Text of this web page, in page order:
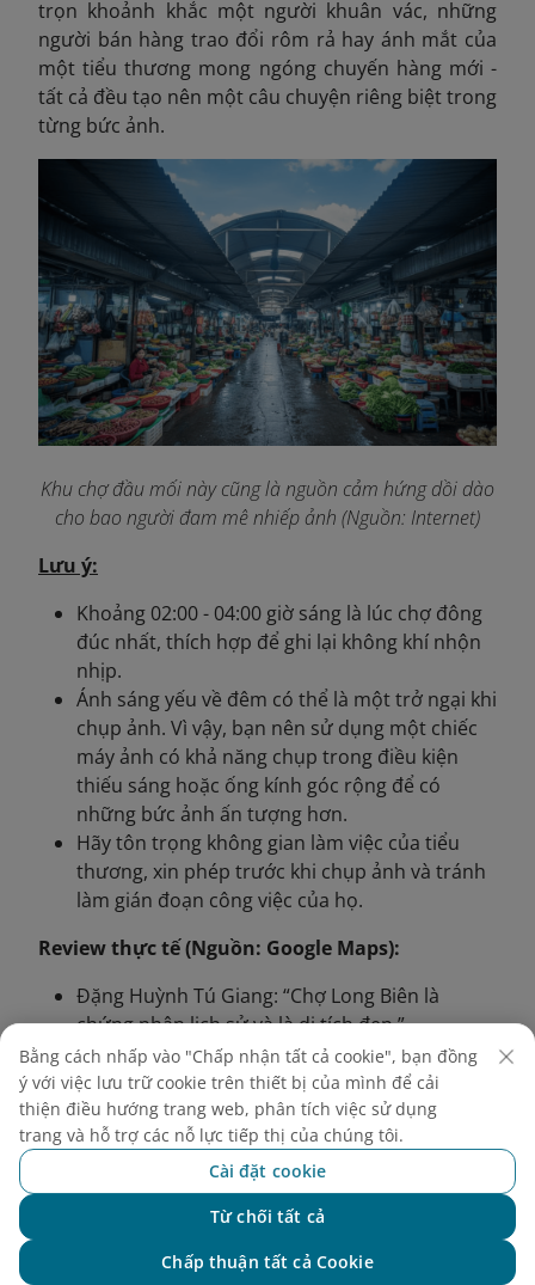
trọn khoảnh khắc một người khuân vác, những
người bán hàng trao đổi rôm rả hay ánh mắt của
một tiểu thương mong ngóng chuyến hàng mới -
tất cả đều tạo nên một câu chuyện riêng biệt trong
từng bức ảnh.
Khu chợ đầu mối này cũng là nguồn cảm hứng dồi dào
cho bao người đam mê nhiếp ảnh (Nguồn: Internet)
Lưu ý:
Khoảng 02:00 - 04:00 giờ sáng là lúc chợ đông
đúc nhất, thích hợp để ghi lại không khí nhộn
nhịp.
Ánh sáng yếu về đêm có thể là một trở ngại khi
chụp ảnh. Vì vậy, bạn nên sử dụng một chiếc
máy ảnh có khả năng chụp trong điều kiện
thiếu sáng hoặc ống kính góc rộng để có
những bức ảnh ấn tượng hơn.
Hãy tôn trọng không gian làm việc của tiểu
thương, xin phép trước khi chụp ảnh và tránh
làm gián đoạn công việc của họ.
Review thực tế (Nguồn: Google Maps):
Đặng Huỳnh Tú Giang: “Chợ Long Biên là
chứng nhân lịch sử và là di tích đẹp.”
Đỗ Thu Hương: “Tôi đã chụp được một bức
ảnh của chợ về đêm thật bình dị và đẹp.”
Bằng cách nhấp vào "Chấp nhận tất cả cookie", bạn đồng
ý với việc lưu trữ cookie trên thiết bị của mình để cải
thiện điều hướng trang web, phân tích việc sử dụng
trang và hỗ trợ các nỗ lực tiếp thị của chúng tôi.
Cài đặt cookie
Từ chối tất cả
Chấp thuận tất cả Cookie